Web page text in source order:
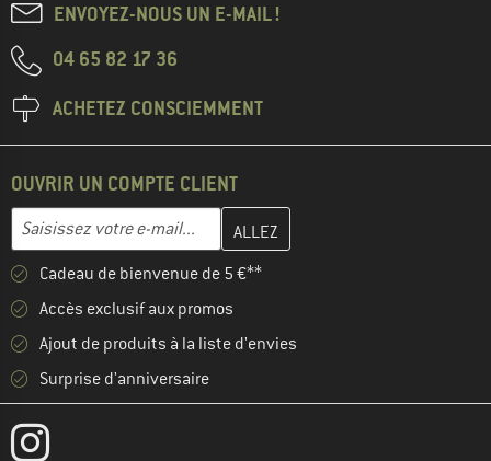
ENVOYEZ-NOUS UN E-MAIL !
04 65 82 17 36
ACHETEZ CONSCIEMMENT
OUVRIR UN COMPTE CLIENT
Adresse e-mail
Entrez votre adresse e-mail ici et créez votre compte client à la
Cadeau de bienvenue de 5 €**
Accès exclusif aux promos
Ajout de produits à la liste d'envies
Surprise d'anniversaire